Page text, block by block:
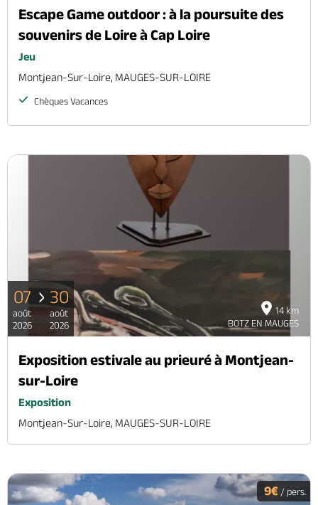
Escape Game outdoor : à la poursuite des
souvenirs de Loire à Cap Loire
Jeu
Montjean-Sur-Loire, MAUGES-SUR-LOIRE
Chèques Vacances
14 km
BOTZ EN MAUGES
07
août
2026
30
août
2026
Exposition estivale au prieuré à Montjean-
sur-Loire
Exposition
Montjean-Sur-Loire, MAUGES-SUR-LOIRE
9€ / pers.